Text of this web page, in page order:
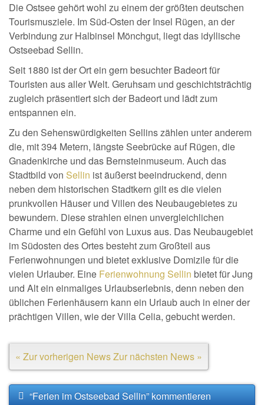
Die Ostsee gehört wohl zu einem der größten deutschen
Tourismusziele. Im Süd-Osten der Insel Rügen, an der
Verbindung zur Halbinsel Mönchgut, liegt das idyllische
Ostseebad Sellin.
Seit 1880 ist der Ort ein gern besuchter Badeort für
Touristen aus aller Welt. Geruhsam und geschichtsträchtig
zugleich präsentiert sich der Badeort und lädt zum
entspannen ein.
Zu den Sehenswürdigkeiten Sellins zählen unter anderem
die, mit 394 Metern, längste Seebrücke auf Rügen, die
Gnadenkirche und das Bernsteinmuseum. Auch das
Stadtbild von Sellin ist äußerst beeindruckend, denn
neben dem historischen Stadtkern gilt es die vielen
prunkvollen Häuser und Villen des Neubaugebietes zu
bewundern. Diese strahlen einen unvergleichlichen
Charme und ein Gefühl von Luxus aus. Das Neubaugebiet
im Südosten des Ortes besteht zum Großteil aus
Ferienwohnungen und bietet exklusive Domizile für die
vielen Urlauber. Eine Ferienwohnung Sellin bietet für Jung
und Alt ein einmaliges Urlaubserlebnis, denn neben den
üblichen Ferienhäusern kann ein Urlaub auch in einer der
prächtigen Villen, wie der Villa Celia, gebucht werden.
« Zur vorherigen NewsZur nächsten News »
“Ferien im Ostseebad Sellin” kommentieren